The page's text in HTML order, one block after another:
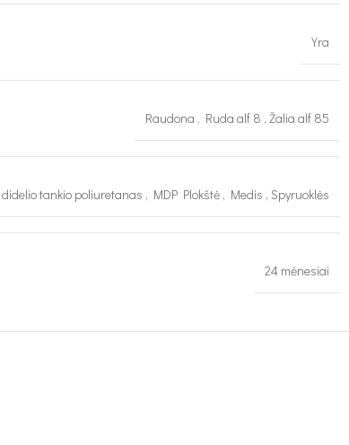
Yra
Raudona , Ruda alf 8 , Žalia alf 85
didelio tankio poliuretanas , MDP Plokštė , Medis , Spyruoklės
24 mėnesiai